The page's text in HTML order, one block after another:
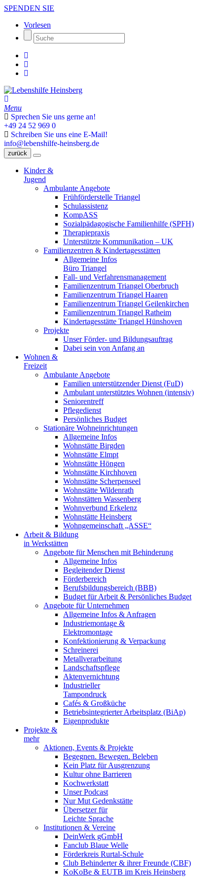
SPENDEN SIE
Vorlesen
Menu
Sprechen Sie uns gerne an!
+49 24 52 969 0
Schreiben Sie uns eine E-Mail!
info@lebenshilfe-heinsberg.de
zurück
Kinder &
Jugend
Ambulante Angebote
Frühförderstelle Triangel
Schulassistenz
KompASS
Sozialpädagogische Familienhilfe (SPFH)
Therapiepraxis
Unterstützte Kommunikation – UK
Familienzentren & Kindertagesstätten
Allgemeine Infos
Büro Triangel
Fall- und Verfahrensmanagement
Familienzentrum Triangel Oberbruch
Familienzentrum Triangel Haaren
Familienzentrum Triangel Geilenkirchen
Familienzentrum Triangel Ratheim
Kindertagesstätte Triangel Hünshoven
Projekte
Unser Förder- und Bildungsauftrag
Dabei sein von Anfang an
Wohnen &
Freizeit
Ambulante Angebote
Familien unterstützender Dienst (FuD)
Ambulant unterstütztes Wohnen (intensiv)
Seniorentreff
Pflegedienst
Persönliches Budget
Stationäre Wohneinrichtungen
Allgemeine Infos
Wohnstätte Birgden
Wohnstätte Elmpt
Wohnstätte Höngen
Wohnstätte Kirchhoven
Wohnstätte Scherpenseel
Wohnstätte Wildenrath
Wohnstätten Wassenberg
Wohnverbund Erkelenz
Wohnstätte Heinsberg
Wohngemeinschaft „ASSE“
Arbeit & Bildung
in Werkstätten
Angebote für Menschen mit Behinderung
Allgemeine Infos
Begleitender Dienst
Förderbereich
Berufsbildungsbereich (BBB)
Budget für Arbeit & Persönliches Budget
Angebote für Unternehmen
Allgemeine Infos & Anfragen
Industriemontage &
Elektromontage
Konfektionierung & Verpackung
Schreinerei
Metallverarbeitung
Landschaftspflege
Aktenvernichtung
Industrieller
Tampondruck
Cafés & Großküche
Betriebsintegrierter Arbeitsplatz (BiAp)
Eigenprodukte
Projekte &
mehr
Aktionen, Events & Projekte
Begegnen. Bewegen. Beleben
Kein Platz für Ausgrenzung
Kultur ohne Barrieren
Kochwerkstatt
Unser Podcast
Nur Mut Gedenkstätte
Übersetzer für
Leichte Sprache
Institutionen & Vereine
DeinWerk gGmbH
Fanclub Blaue Welle
Förderkreis Rurtal-Schule
Club Behinderter & ihrer Freunde (CBF)
KoKoBe & EUTB im Kreis Heinsberg